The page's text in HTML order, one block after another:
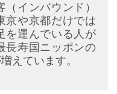
インバウンド）
京や京都だけでは
を運んでいる人が
長寿国ニッポンの
えています。